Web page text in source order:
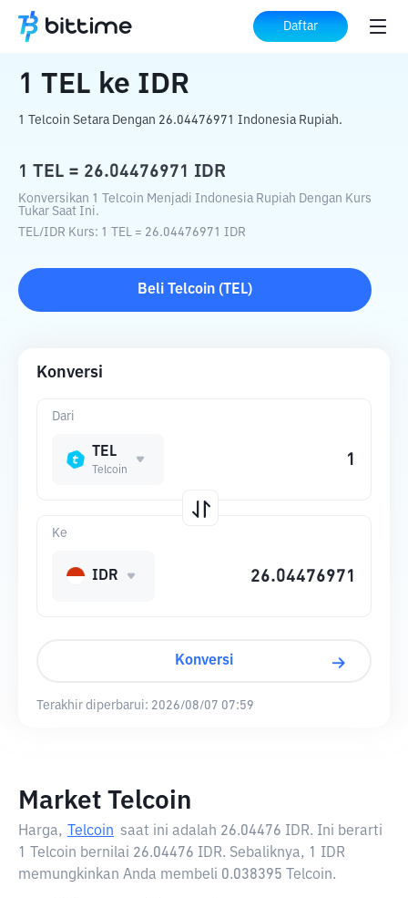
Daftar
Beranda Konverter Kripto ke IDR
1 TEL ke IDR
1 Telcoin Setara Dengan 26.04476971 Indonesia Rupiah.
1 TEL = 26.04476971 IDR
Konversikan 1 Telcoin Menjadi Indonesia Rupiah Dengan Kurs
Tukar Saat Ini.
TEL/IDR Kurs: 1 TEL = 26.04476971 IDR
Beli Telcoin ( TEL)
Konversi
Dari
TEL
Telcoin
Ke
IDR
Konversi
Terakhir diperbarui: 2026/08/07 07:59
Market Telcoin
Harga, Telcoin saat ini adalah 26.04476 IDR. Ini berarti
1 Telcoin bernilai 26.04476 IDR. Sebaliknya, 1 IDR
memungkinkan Anda membeli 0.038395 Telcoin.